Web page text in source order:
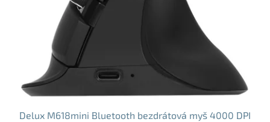
Delux M618mini Bluetooth bezdrátová myš 4000 DPI